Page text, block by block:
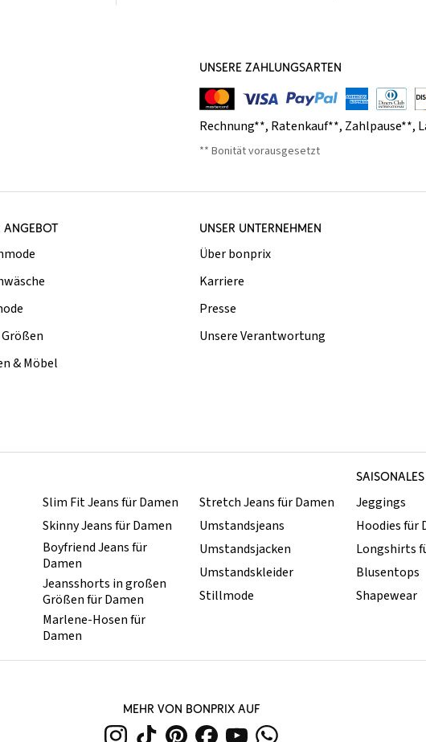
UNSERE ZAHLUNGSARTEN
Rechnung**, Ratenkauf**, Zahlpause**,
** Bonität vorausgesetzt
ANGEBOT
& Möbel
UNSER UNTERNEHMEN
Über bonprix
Karriere
Presse
Unsere Verantwortung
SAISONALES
Slim Fit Jeans für Damen
Skinny Jeans für Damen
Boyfriend Jeans für
Damen
Jeansshorts in großen
Größen für Damen
Marlene-Hosen für
Damen
Stretch Jeans für Damen
Umstandsjeans
Umstandsjacken
Umstandskleider
Stillmode
Jeggings
Hoodies für
Longshirts
Blusentops
Shapewear
MEHR VON BONPRIX AUF